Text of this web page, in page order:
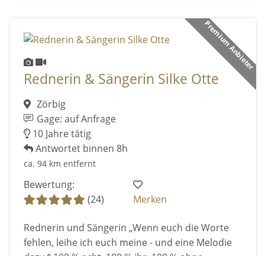
Premium Anbieter
Rednerin & Sängerin Silke Otte
Zörbig
Gage: auf Anfrage
10 Jahre tätig
Antwortet binnen 8h
ca. 94 km entfernt
Bewertung:
(24)
Merken
Rednerin und Sängerin „Wenn euch die Worte
fehlen, leihe ich euch meine - und eine Melodie